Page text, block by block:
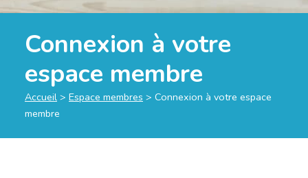
Connexion à votre
espace membre
Accueil > Espace membres > Connexion à votre espace
membre